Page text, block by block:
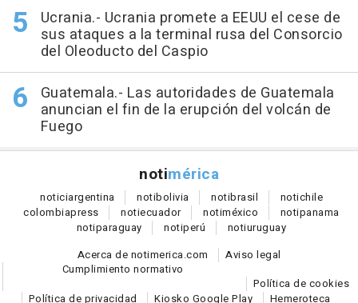
Ucrania.- Ucrania promete a EEUU el cese de
sus ataques a la terminal rusa del Consorcio
del Oleoducto del Caspio
Guatemala.- Las autoridades de Guatemala
anuncian el fin de la erupción del volcán de
Fuego
notimérica
noticiargentina notibolivia notibrasil notichile
colombiapress notiecuador notiméxico notipanama
notiparaguay notiperú notiuruguay
Acerca de notimerica.com
Aviso legal
Cumplimiento normativo
Política de cookies
Política de privacidad
Kiosko Google Play Hemeroteca